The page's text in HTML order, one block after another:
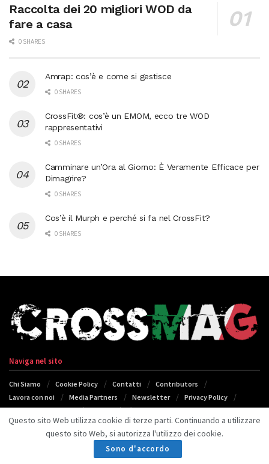
Raccolta dei 20 migliori WOD da
fare a casa
0 SHARES
Amrap: cos’è e come si gestisce
0 SHARES
CrossFit®: cos’è un EMOM, ecco tre WOD
rappresentativi
0 SHARES
Camminare un’Ora al Giorno: È Veramente Efficace per
Dimagrire?
0 SHARES
Cos’è il Murph e perché si fa nel CrossFit?
0 SHARES
Naviga nel sito
Chi Siamo Cookie Policy Contatti
Contributors
Lavora con noi
Media Partners Newsletter
Privacy Policy
Termini e Condizioni
Pubblicità Regali da nerd
Questo sito Web utilizza cookie di terze parti. Continuando a utilizzare
questo sito Web, si autorizza l'utilizzo dei cookie.
Sono d'accordo